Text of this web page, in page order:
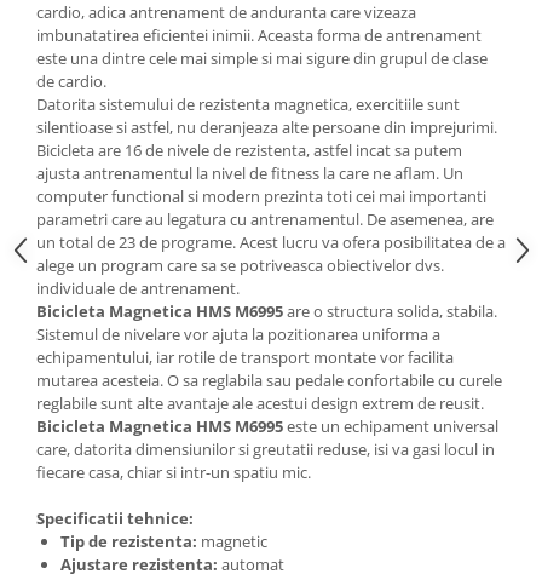
Biciclete
Biciclete copii cu roti 10 inch (2-4
ani)
Biciclete copii cu roti 12 inch (3-6
ani)
Biciclete copii cu roti 14 inch (3-7
ani)
Biciclete copii cu roti 16 inch (4-9
ani)
Biciclete copii cu roti 20 inch
Biciclete cu roti 24 inch
Biciclete cu roti 26 inch
Biciclete cu roti 27 inch
Triciclete copii si adulti
Trotinete copii si adulti
Biciclete fara pedale
Masinute fara pedale
Karturi si masinute cu pedale
cardio, adica antrenament de anduranta care vizeaza
imbunatatirea eficientei inimii. Aceasta forma de antrenament
este una dintre cele mai simple si mai sigure din grupul de clase
de cardio.
Datorita sistemului de rezistenta magnetica, exercitiile sunt
silentioase si astfel, nu deranjeaza alte persoane din imprejurimi.
Bicicleta are 16 de nivele de rezistenta, astfel incat sa putem
ajusta antrenamentul la nivel de fitness la care ne aflam. Un
computer functional si modern prezinta toti cei mai importanti
parametri care au legatura cu antrenamentul. De asemenea, are
un total de 23 de programe. Acest lucru va ofera posibilitatea de a
alege un program care sa se potriveasca obiectivelor dvs.
individuale de antrenament.
Bicicleta Magnetica HMS M6995are o structura solida, stabila.
Sistemul de nivelare vor ajuta la pozitionarea uniforma a
echipamentului, iar rotile de transport montate vor facilita
mutarea acesteia. O sa reglabila sau pedale confortabile cu curele
reglabile sunt alte avantaje ale acestui design extrem de reusit.
Bicicleta Magnetica HMS M6995este un echipament universal
care, datorita dimensiunilor si greutatii reduse, isi va gasi locul in
fiecare casa, chiar si intr-un spatiu mic.
Specificatii tehnice:
Tip de rezistenta: magnetic
Ajustare rezistenta: automat